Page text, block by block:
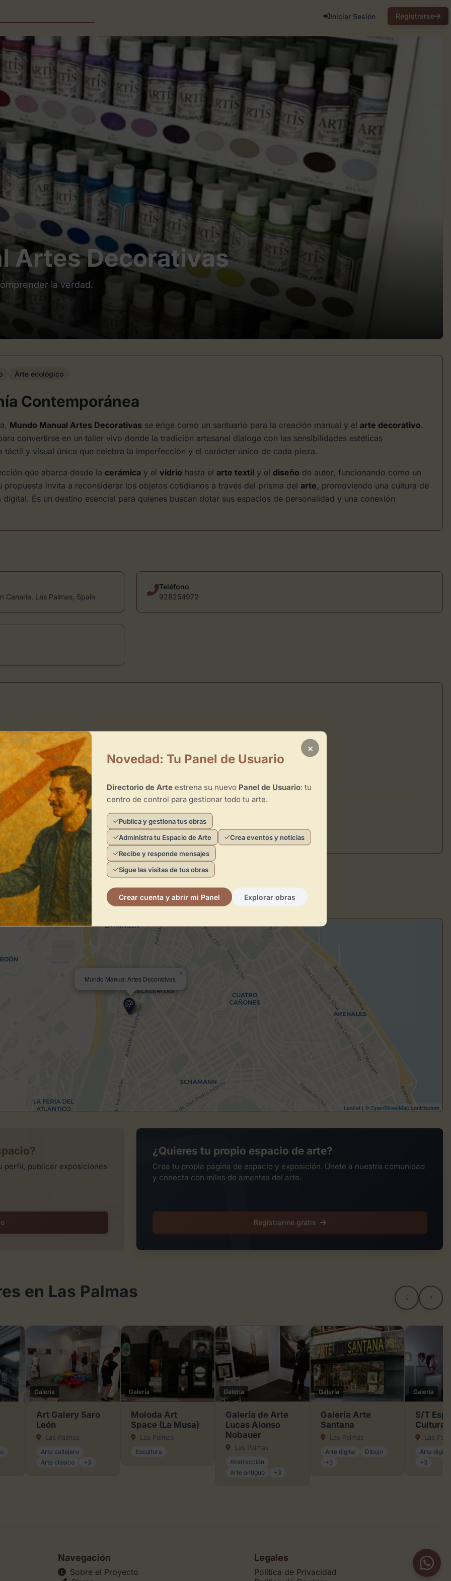
Iniciar Sesión Registrarse
Artes Decorativas
la verdad.
Arte ecológico
Contemporánea
Mundo Manual Artes Decorativas se erige como un santuario para la creación manual y el arte decorativo.
convertirse en un taller vivo donde la tradición artesanal dialoga con las sensibilidades estéticas
y visual única que celebra la imperfección y el carácter único de cada pieza.
que abarca desde la cerámica y el vidrio hasta el arte textil y el diseño de autor, funcionando como un
invita a reconsiderar los objetos cotidianos a través del prisma del arte, promoviendo una cultura de
Es un destino esencial para quienes buscan dotar sus espacios de personalidad y una conexión
Canaria, Las Palmas, Spain
Teléfono
928254972
- 13:00, y de 17:00 - 20:00
- 13:00, y de 17:00 - 20:00
- 13:00, y de 17:00 - 20:00
- 13:00, y de 17:00 - 20:00
Decorativas
Mundo Manual Artes Decorativas
Leaflet | ©OpenStreetMapcontributors
perfil, publicar exposiciones
¿Quieres tu propio espacio de arte?
Crea tu propia página de espacio y exposición. Únete a nuestra comunidad
y conecta con miles de amantes del arte.
Registrarme gratis
en Las Palmas
Galería
Art Galery Saro
León
Las Palmas
Arte callejero
Arte clásico
+3
Galería
Moloda Art
Space (La Musa)
Las Palmas
Escultura
Galería
Galería de Arte
Lucas Alonso
Nobauer
Las Palmas
Abstracción
Arte antiguo
+3
Galería
Galería Arte
Santana
Las Palmas
Arte digital
Dibujo
+3
Galería
S/T
Cultural
Las
Arte digital
+3
Navegación
Sobre el Proyecto
Legales
Política de Privacidad
×
Novedad: Tu Panel de Usuario
Directorio de Arteestrena su nuevo Panel de Usuario: tu
centro de control para gestionar todo tu arte.
Publica y gestiona tus obras
Administra tu Espacio de Arte
Crea eventos y noticias
Recibe y responde mensajes
Sigue las visitas de tus obras
Crear cuenta y abrir mi Panel Explorar obras